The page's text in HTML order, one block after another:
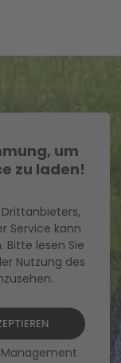
um
zu laden!
Service kann
lesen Sie
Nutzung des